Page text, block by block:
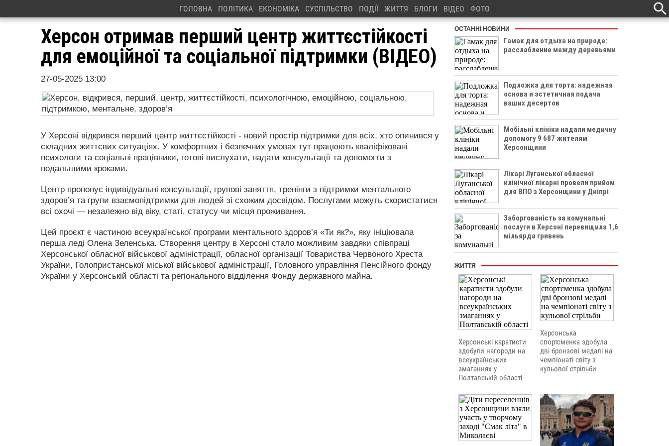
ГОЛОВНА ПОЛІТИКА ЕКОНОМІКА СУСПІЛЬСТВО ПОДІЇ ЖИТТЯ БЛОГИ ВІДЕО ФОТО
Херсон отримав перший центр життєстійкості
для емоційної та соціальної підтримки (ВІДЕО)
27-05-2025 13:00
У Херсоні відкрився перший центр життєстійкості - новий простір підтримки для всіх, хто опинився у
складних життєвих ситуаціях. У комфортних і безпечних умовах тут працюють кваліфіковані
психологи та соціальні працівники, готові вислухати, надати консультації та допомогти з
подальшими кроками.
Центр пропонує індивідуальні консультації, групові заняття, тренінги з підтримки ментального
здоров’я та групи взаємопідтримки для людей зі схожим досвідом. Послугами можуть скористатися
всі охочі — незалежно від віку, статі, статусу чи місця проживання.
Цей проєкт є частиною всеукраїнської програми ментального здоров’я «Ти як?», яку ініціювала
перша леді Олена Зеленська. Створення центру в Херсоні стало можливим завдяки співпраці
Херсонської обласної військової адміністрації, обласної організації Товариства Червоного Хреста
України, Голопристанської міської військової адміністрації, Головного управління Пенсійного фонду
України у Херсонській області та регіонального відділення Фонду державного майна.
ОСТАННІ НОВИНИ
Гамак для отдыха на природе:
расслабление между деревьями
Подложка для торта: надежная
основа и эстетичная подача
ваших десертов
Мобільні клініки надали медичну
допомогу 9 687 жителям
Херсонщини
Лікарі Луганської обласної
клінічної лікарні провели прийом
для ВПО з Херсонщини у Дніпрі
Заборгованість за комунальні
послуги в Херсоні перевищила 1,6
мільярда гривень
ЖИТТЯ
Херсонські каратисти
здобули нагороди на
всеукраїнських
змаганнях у
Полтавській області
Херсонська
спортсменка здобула
дві бронзові медалі на
чемпіонаті світу з
кульової стрільби